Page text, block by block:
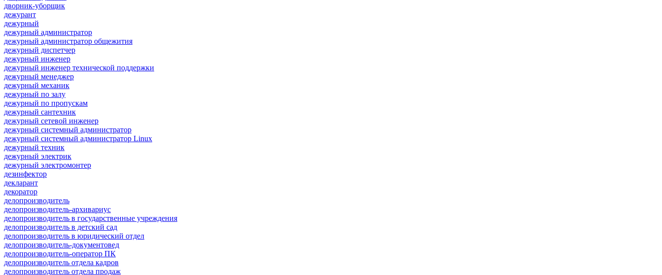
дворник-уборщик
дежурант
дежурный
дежурный администратор
дежурный администратор общежития
дежурный диспетчер
дежурный инженер
дежурный инженер технической поддержки
дежурный менеджер
дежурный механик
дежурный по залу
дежурный по пропускам
дежурный сантехник
дежурный сетевой инженер
дежурный системный администратор
дежурный системный администратор Linux
дежурный техник
дежурный электрик
дежурный электромонтер
дезинфектор
декларант
декоратор
делопроизводитель
делопроизводитель-архивариус
делопроизводитель в государственные учреждения
делопроизводитель в детский сад
делопроизводитель в юридический отдел
делопроизводитель-документовед
делопроизводитель-оператор ПК
делопроизводитель отдела кадров
делопроизводитель отдела продаж